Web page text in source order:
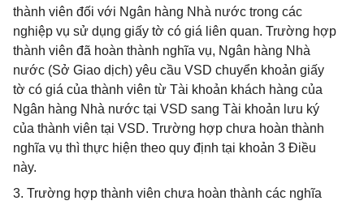
thành viên đối với Ngân hàng Nhà nước trong các
nghiệp vụ sử dụng giấy tờ có giá liên quan. Trường hợp
thành viên đã hoàn thành nghĩa vụ, Ngân hàng Nhà
nước (Sở Giao dịch) yêu cầu VSD chuyển khoản giấy
tờ có giá của thành viên từ Tài khoản khách hàng của
Ngân hàng Nhà nước tại VSD sang Tài khoản lưu ký
của thành viên tại VSD. Trường hợp chưa hoàn thành
nghĩa vụ thì thực hiện theo quy định tại khoản 3 Điều
này.
3. Trường hợp thành viên chưa hoàn thành các nghĩa